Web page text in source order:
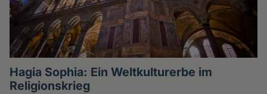
Hagia Sophia: Ein Weltkulturerbe im
Religionskrieg